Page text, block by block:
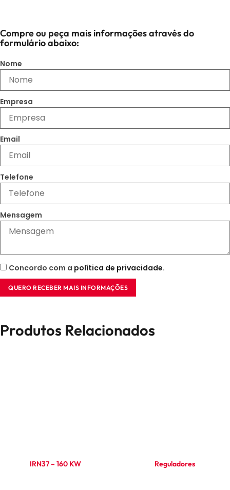
Compre ou peça mais informações através do
formulário abaixo:
Nome
Empresa
Email
Telefone
Mensagem
Concordo com a política de privacidade.
QUERO RECEBER MAIS INFORMAÇÕES
Produtos Relacionados
IRN37 – 160 KW Reguladores